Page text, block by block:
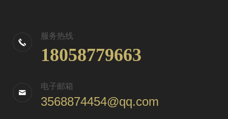
服务热线
18058779663
电子邮箱
3568874454@qq.com